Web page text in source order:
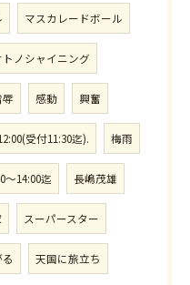
マスカレードボール
トノシャイニング
辱 感動 興奮
受付11:30迄). 梅雨
〜14:00迄 長嶋茂雄
スーパースター
天国に旅立ち